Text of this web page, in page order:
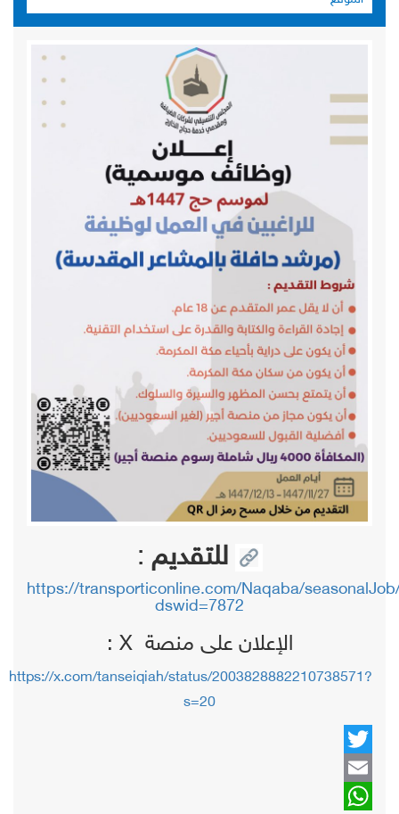
للتقديم :
https://transporticonline.com/Naqaba/seasona
dswid=7872
الإعلان على منصة X :
https://x.com/tanseiqiah/status/2003828882210738571?
s=20
Twitter
Email